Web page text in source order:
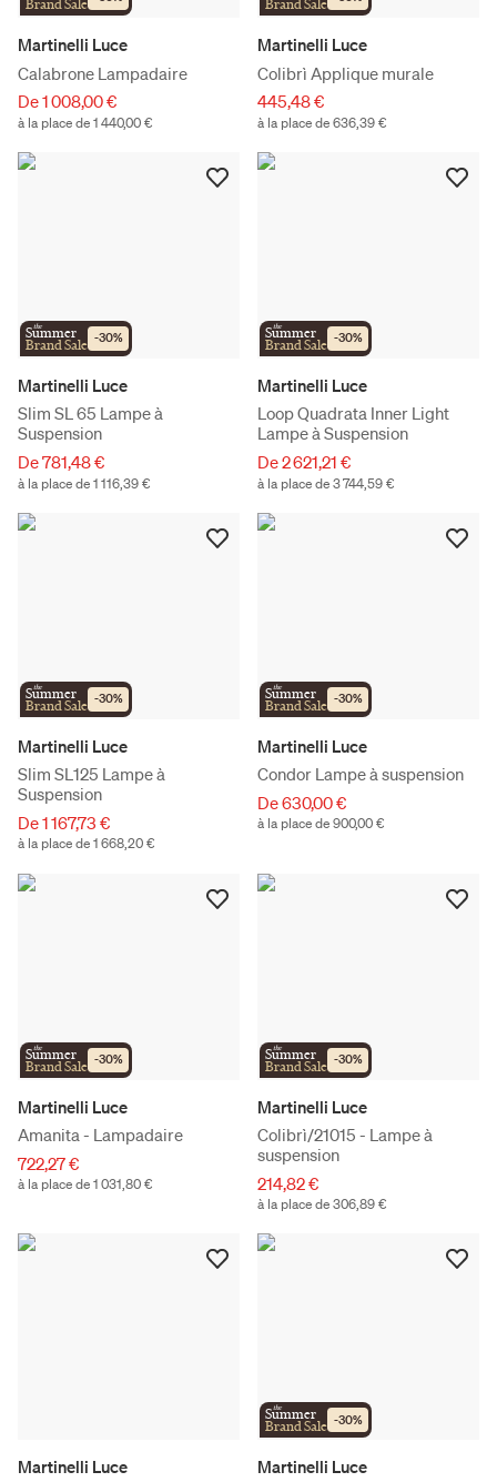
Brand Sale
Martinelli Luce
Calabrone Lampadaire
De 1 008,00 €
à la place de 1 440,00 €
Brand Sale
Martinelli Luce
Colibrì Applique murale
445,48 €
à la place de 636,39 €
the
Summer
Brand Sale -30%
Martinelli Luce
Slim SL 65 Lampe à
Suspension
De 781,48 €
à la place de 1 116,39 €
the
Summer
Brand Sale -30%
Martinelli Luce
Loop Quadrata Inner Light
Lampe à Suspension
De 2 621,21 €
à la place de 3 744,59 €
the
Summer
Brand Sale -30%
Martinelli Luce
Slim SL125 Lampe à
Suspension
De 1 167,73 €
à la place de 1 668,20 €
the
Summer
Brand Sale -30%
Martinelli Luce
Condor Lampe à suspension
De 630,00 €
à la place de 900,00 €
the
Summer
Brand Sale -30%
Martinelli Luce
Amanita - Lampadaire
722,27 €
à la place de 1 031,80 €
the
Summer
Brand Sale -30%
Martinelli Luce
Colibrì/21015 - Lampe à
suspension
214,82 €
à la place de 306,89 €
Martinelli Luce
the
Summer
Brand Sale -30%
Martinelli Luce